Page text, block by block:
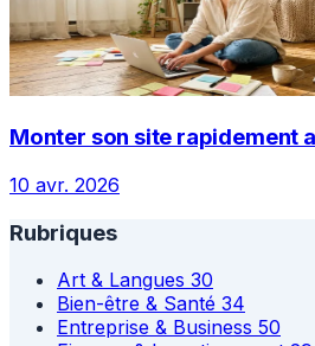
Monter son site rapidement
10 avr. 2026
Rubriques
Art & Langues 30
Bien-être & Santé 34
Entreprise & Business 50